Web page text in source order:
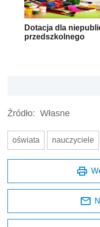
Dotacja dla
przedszkolnego
Źródło: Własne
oświata nauczyciele